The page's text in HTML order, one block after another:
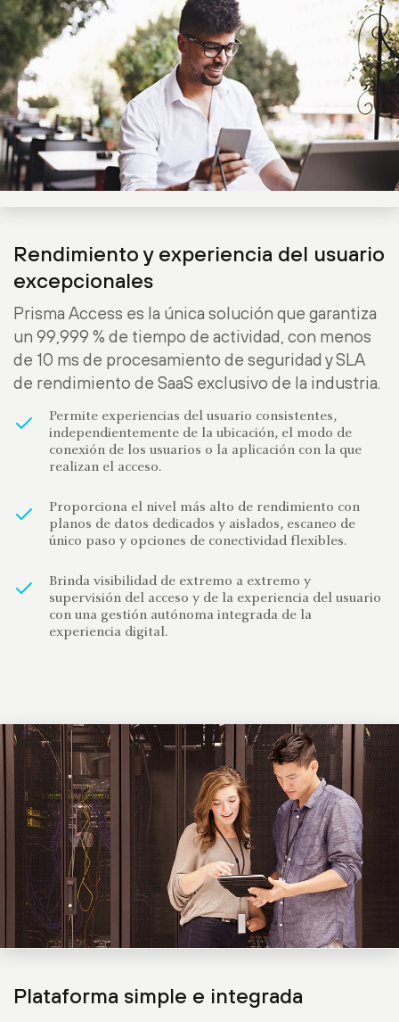
Rendimiento y experiencia del usuario
excepcionales
Prisma Access es la única solución que garantiza
un 99,999 % de tiempo de actividad, con menos
de 10 ms de procesamiento de seguridad y SLA
de rendimiento de SaaS exclusivo de la industria.
Permite experiencias del usuario consistentes,
independientemente de la ubicación, el modo de
conexión de los usuarios o la aplicación con la que
realizan el acceso.
Proporciona el nivel más alto de rendimiento con
planos de datos dedicados y aislados, escaneo de
único paso y opciones de conectividad flexibles.
Brinda visibilidad de extremo a extremo y
supervisión del acceso y de la experiencia del usuario
con una gestión autónoma integrada de la
experiencia digital.
Plataforma simple e integrada